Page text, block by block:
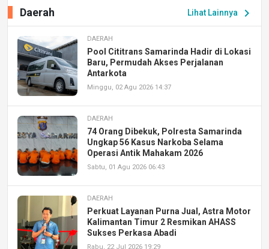
Lihat Lainnya chevron_right
Daerah
DAERAH
Pool Cititrans Samarinda Hadir di Lokasi
Baru, Permudah Akses Perjalanan
Antarkota
Minggu, 02 Agu 2026 14:37
DAERAH
74 Orang Dibekuk, Polresta Samarinda
Ungkap 56 Kasus Narkoba Selama
Operasi Antik Mahakam 2026
Sabtu, 01 Agu 2026 06:43
DAERAH
Perkuat Layanan Purna Jual, Astra Motor
Kalimantan Timur 2 Resmikan AHASS
Sukses Perkasa Abadi
Rabu, 22 Jul 2026 19:29